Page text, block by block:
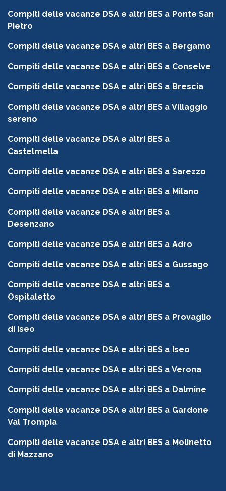
Compiti delle vacanze DSA e altri BES a Ponte San
Pietro
Compiti delle vacanze DSA e altri BES a Bergamo
Compiti delle vacanze DSA e altri BES a Conselve
Compiti delle vacanze DSA e altri BES a Brescia
Compiti delle vacanze DSA e altri BES a Villaggio
sereno
Compiti delle vacanze DSA e altri BES a
Castelmella
Compiti delle vacanze DSA e altri BES a Sarezzo
Compiti delle vacanze DSA e altri BES a Milano
Compiti delle vacanze DSA e altri BES a
Desenzano
Compiti delle vacanze DSA e altri BES a Adro
Compiti delle vacanze DSA e altri BES a Gussago
Compiti delle vacanze DSA e altri BES a
Ospitaletto
Compiti delle vacanze DSA e altri BES a Provaglio
di Iseo
Compiti delle vacanze DSA e altri BES a Iseo
Compiti delle vacanze DSA e altri BES a Verona
Compiti delle vacanze DSA e altri BES a Dalmine
Compiti delle vacanze DSA e altri BES a Gardone
Val Trompia
Compiti delle vacanze DSA e altri BES a Molinetto
di Mazzano